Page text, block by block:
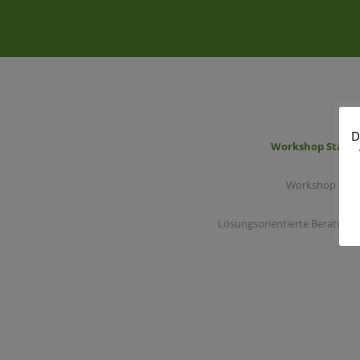
Workshop Start
Workshop Pro
Lösungsorientierte Beratung